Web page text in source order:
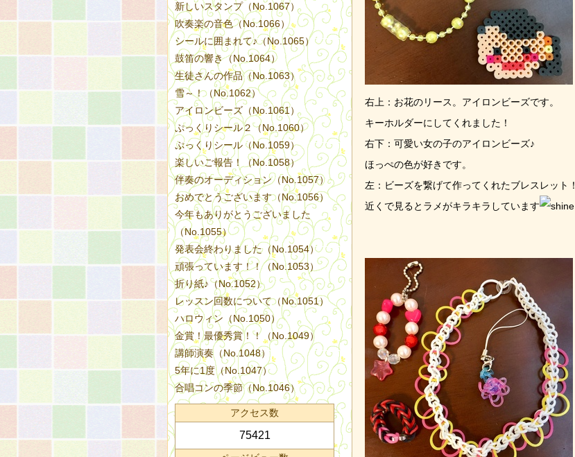
右上：お花のリース。アイロンビーズです。
キーホルダーにしてくれました！
右下：可愛い女の子のアイロンビーズ♪
ほっぺの色が好きです。
左：ビーズを繋げて作ってくれたブレスレット！
近くで見るとラメがキラキラしています
新しいスタンプ（No.1067）
吹奏楽の音色（No.1066）
シールに囲まれて♪（No.1065）
鼓笛の響き（No.1064）
生徒さんの作品（No.1063）
雪～！（No.1062）
アイロンビーズ（No.1061）
ぷっくりシール２（No.1060）
ぷっくりシール（No.1059）
楽しいご報告！（No.1058）
伴奏のオーディション（No.1057）
おめでとうございます（No.1056）
今年もありがとうございました
（No.1055）
発表会終わりました（No.1054）
頑張っています！！（No.1053）
折り紙♪（No.1052）
レッスン回数について（No.1051）
ハロウィン（No.1050）
金賞！最優秀賞！！（No.1049）
講師演奏（No.1048）
5年に1度（No.1047）
合唱コンの季節（No.1046）
アクセス数
75421